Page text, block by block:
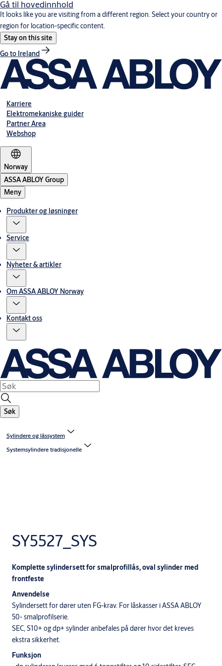
Gå til hovedinnhold
It looks like you are visiting from a different region. Select your country or
region for location-specific content.
Stay on this site
Go to Ireland
Karriere
Elektromekaniske guider
Partner Area
Webshop
Norway
ASSA ABLOY Group
Meny
Produkter og løsninger
Service
Nyheter & artikler
Om ASSA ABLOY Norway
Kontakt oss
Søk
Sylindere og låssystem
Systemsylindere tradisjonelle
SY5527_SYS
Komplette sylindersett for smalprofillås, oval sylinder med
frontfeste
Anvendelse
Sylindersett for dører uten FG-krav. For låskasser i ASSA ABLOY
50- smalprofilserie.
SEC, S10+ og dp+ sylinder anbefales på dører hvor det kreves
ekstra sikkerhet.
Funksjon